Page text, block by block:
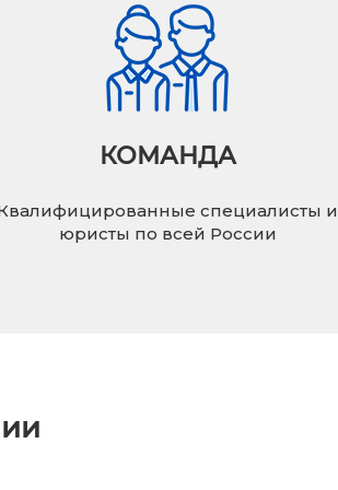
КОМАНДА
специалисты и
юристы по всей России